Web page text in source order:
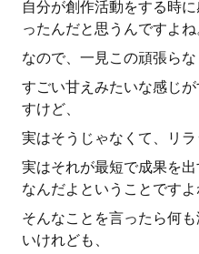
自分が創作活動をする時
ったんだと思うんですよね
なので、一見この頑張ら
すごい甘えみたいな感じ
すけど、
実はそうじゃなくて、リラ
実はそれが最短で成果を
なんだよということですよ
そんなことを言ったら何
いけれども、